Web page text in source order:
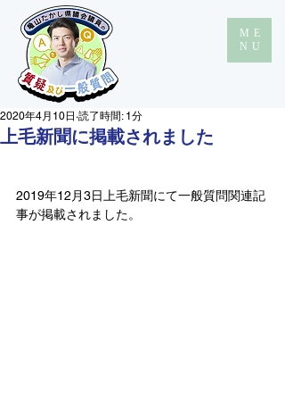
ME
NU
上毛新聞に掲載されました
2020年4月10日 読了時間: 1分
2019年12月3日上毛新聞にて一般質問関連記
事が掲載されました。